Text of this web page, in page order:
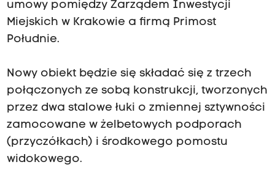
umowy pomiędzy Zarządem Inwestycji
Miejskich w Krakowie a firmą Primost
Południe.
Nowy obiekt będzie się składać się z trzech
połączonych ze sobą konstrukcji, tworzonych
przez dwa stalowe łuki o zmiennej sztywności
zamocowane w żelbetowych podporach
(przyczółkach) i środkowego pomostu
widokowego.